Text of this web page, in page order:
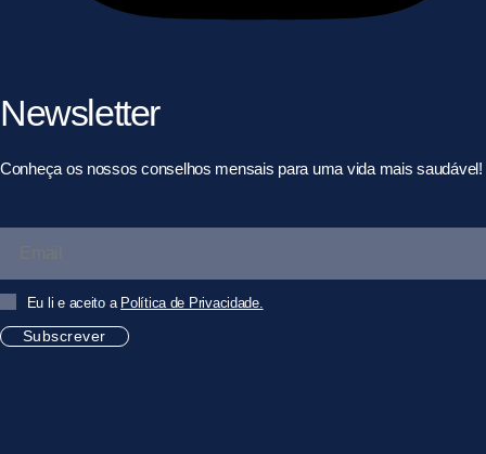
Newsletter
Conheça os nossos conselhos mensais para uma vida mais saudável!
Eu li e aceito a Política de Privacidade.
Subscrever